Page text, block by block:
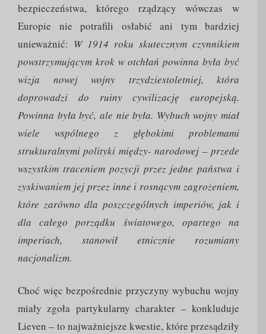
bezpieczeństwa, którego rządzący wówczas w
Europie nie potrafili osłabić ani tym bardziej
unieważnić: W 1914 roku skutecznym czynnikiem
powstrzymującym krok w otchłań powinna była być
wizja nowej wojny trzydziestoletniej, która
doprowadzi do ruiny cywilizację europejską.
Powinna była być, ale nie była. Wybuch wojny miał
wiele wspólnego z głębokimi problemami
strukturalnymi polityki między- narodowej – przede
wszystkim traceniem pozycji przez jedne państwa i
zyskiwaniem jej przez inne i rosnącym zagrożeniem,
które zarówno dla poszczególnych imperiów, jak i
dla całego porządku światowego, opartego na
imperiach, stanowił etnicznie rozumiany
nacjonalizm.
Choć więc bezpośrednie przyczyny wybuchu wojny
miały zgoła partykularny charakter – konkluduje
Lieven – to najważniejsze kwestie, które przesądziły